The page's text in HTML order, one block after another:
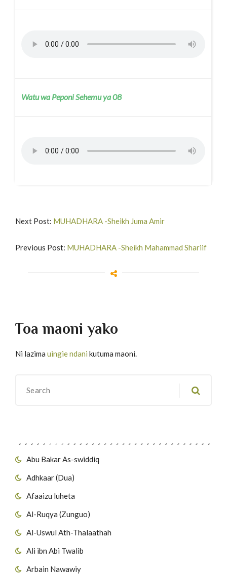
Abu Bakar As-swiddiq
Adhkaar (Dua)
Afaaizu luheta
Al-Ruqya (Zunguo)
Al-Uswul Ath-Thalaathah
Ali ibn Abi Twalib
Arbain Nawawiy
Watu wa Peponi Sehemu ya 08
Next Post: MUHADHARA -Sheikh Juma Amir
Previous Post: MUHADHARA -Sheikh Mahammad Shariif
Toa maoni yako
Ni lazima uingie ndani kutuma maoni.